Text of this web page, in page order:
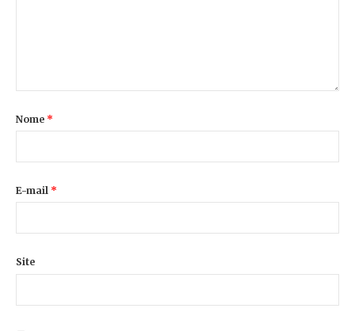
Nome *
E-mail *
Site